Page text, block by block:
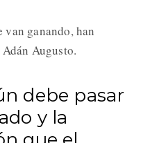
ganando, han
Augusto.
debe pasar
y la